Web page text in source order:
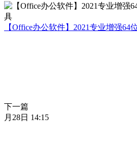
【Office办公软件】2021专业增强64
下一篇
月28日 14:15